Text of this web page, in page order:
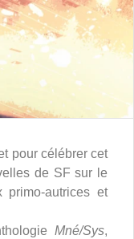
pour célébrer cet
de SF sur le
autrices et
Mné/Sys,